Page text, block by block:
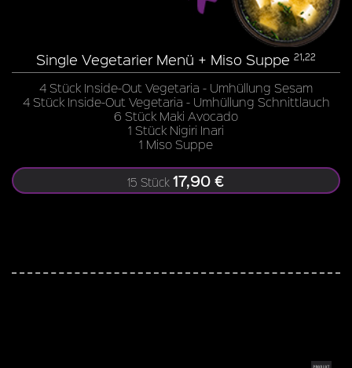
Single Vegetarier Menü + Miso Suppe 21,22
4 Stück Inside-Out Vegetaria - Umhüllung Sesam
4 Stück Inside-Out Vegetaria - Umhüllung Schnittlauch
6 Stück Maki Avocado
1 Stück Nigiri Inari
1 Miso Suppe
15 Stück 17,90 €